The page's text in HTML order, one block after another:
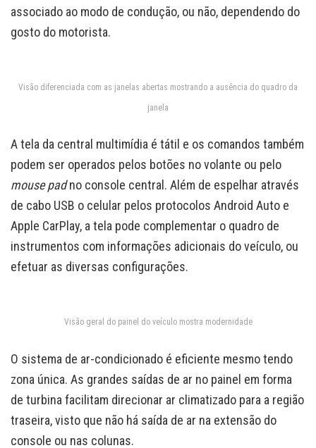
associado ao modo de condução, ou não, dependendo do
gosto do motorista.
Visão diferenciada com as janelas abertas mostrando a ausência do quadro da
janela
A tela da central multimídia é tátil e os comandos também
podem ser operados pelos botões no volante ou pelo
mouse padno console central. Além de espelhar através
de cabo USB o celular pelos protocolos Android Auto e
Apple CarPlay, a tela pode complementar o quadro de
instrumentos com informações adicionais do veículo, ou
efetuar as diversas configurações.
Visão geral do painel do veículo mostra modernidade
O sistema de ar-condicionado é eficiente mesmo tendo
zona única. As grandes saídas de ar no painel em forma
de turbina facilitam direcionar ar climatizado para a região
traseira, visto que não há saída de ar na extensão do
console ou nas colunas.